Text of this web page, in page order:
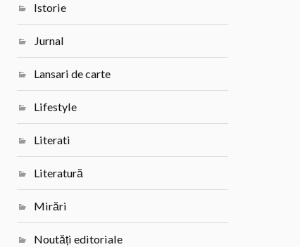
Istorie
Jurnal
Lansari de carte
Lifestyle
Literati
Literatură
Mirări
Noutăți editoriale